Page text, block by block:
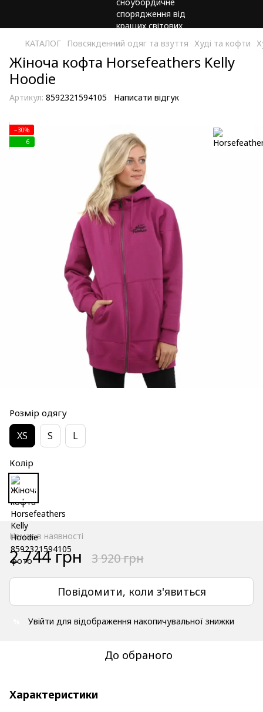
КАТАЛОГ Повсякденний одяг та взуття Худі та кофти
Жіноча кофта Horsefeathers Kelly
Hoodie
Артикул: 8592321594105 Написати відгук
−30%
6
Розмір одягу
XS S L
Колір
Немає в наявності
2 744 грн 3 920 грн
Повідомити, коли з'явиться
Увійти для відображення накопичувальної знижки
До обраного
Характеристики